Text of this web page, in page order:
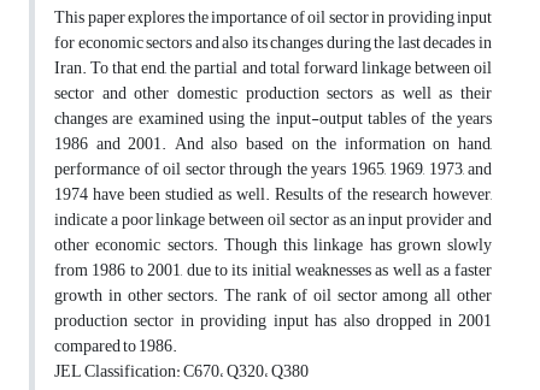
This paper explores the importance of oil sector in providing input
for economic sectors and also its changes during the last decades in
Iran. To that end, the partial and total forward linkage between oil
sector and other domestic production sectors as well as their
changes are examined using the input-output tables of the years
1986 and 2001. And also based on the information on hand,
performance of oil sector through the years 1965, 1969, 1973, and
1974 have been studied as well. Results of the research however,
indicate a poor linkage between oil sector as an input provider and
other economic sectors. Though this linkage has grown slowly
from 1986 to 2001, due to its initial weaknesses as well as a faster
growth in other sectors. The rank of oil sector among all other
production sector in providing input has also dropped in 2001
compared to 1986.
JEL Classification: C670، Q320، Q380